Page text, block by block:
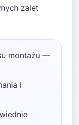
zalet
montażu —
i